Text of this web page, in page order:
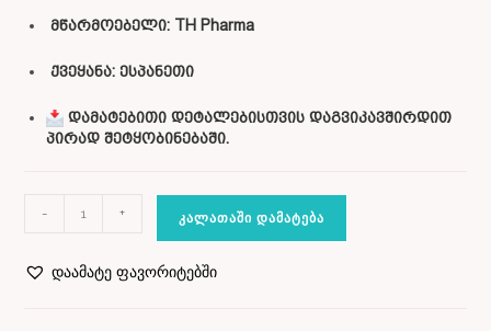
მწარმოებელი: TH Pharma
ქვეყანა: ესპანეთი
დამატებითი დეტალებისთვის დაგვიკავშირდით
პირად შეტყობინებაში.
- + ᲙᲐᲚᲐᲗᲐᲨᲘ ᲓᲐᲛᲐᲢᲔᲑᲐ
დაამატე ფავორიტებში